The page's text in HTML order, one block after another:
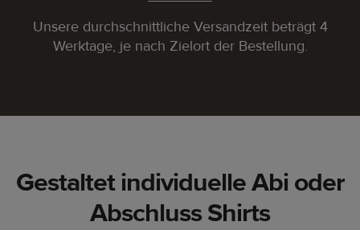
Unsere durchschnittliche Versandzeit beträgt 4
Werktage, je nach Zielort der Bestellung.
Gestaltet individuelle Abi oder
Abschluss Shirts